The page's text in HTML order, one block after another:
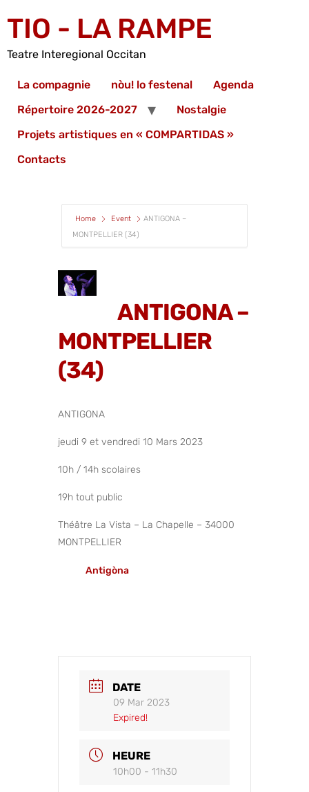
TIO - LA RAMPE
Teatre Interegional Occitan
La compagnie nòu! lo festenal
Agenda
Répertoire 2026-2027
Nostalgie
Projets artistiques en « COMPARTIDAS »
Contacts
Home Event
ANTIGONA –
MONTPELLIER (34)
ANTIGONA –
MONTPELLIER
(34)
ANTIGONA
jeudi 9 et vendredi 10 Mars 2023
10h / 14h scolaires
19h tout public
Théâtre La Vista – La Chapelle – 34000
MONTPELLIER
Antigòna
DATE
09 Mar 2023
Expired!
HEURE
10h00 - 11h30